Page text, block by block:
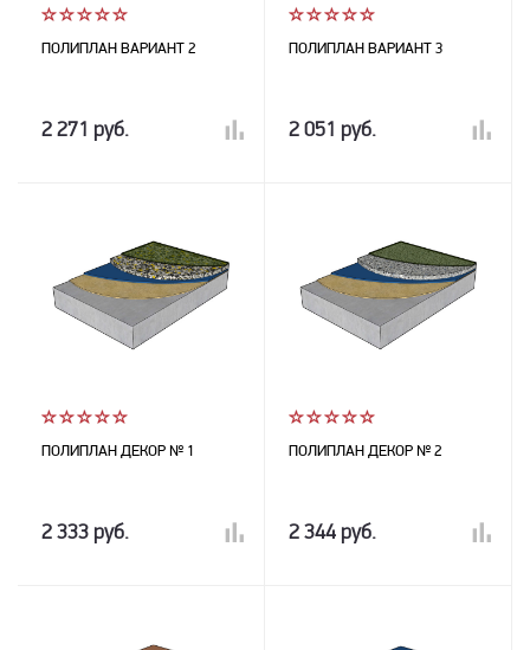
ПОЛИПЛАН ВАРИАНТ 2
2 271 руб.
ПОЛИПЛАН ВАРИАНТ 3
2 051 руб.
ПОЛИПЛАН ДЕКОР № 1
2 333 руб.
ПОЛИПЛАН ДЕКОР № 2
2 344 руб.